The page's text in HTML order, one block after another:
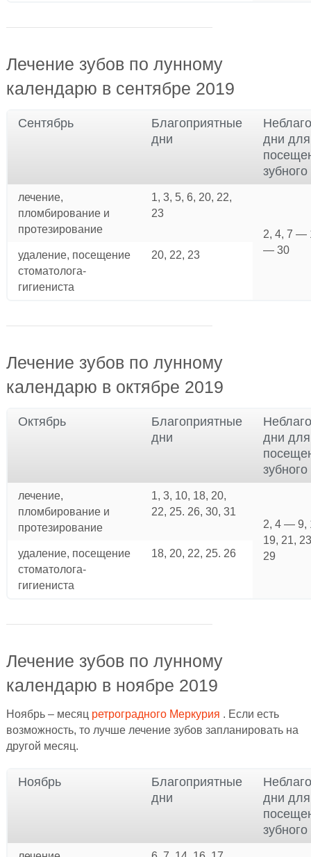
Лечение зубов по лунному
календарю в сентябре 2019
Сентябрь
Благоприятные
дни
дни для
лечение,
пломбирование и
протезирование
1, 3, 5, 6, 20, 22,
23
2, 4, 7 —
— 30
удаление, посещение
стоматолога-
гигиениста
20, 22, 23
Лечение зубов по лунному
календарю в октябре 2019
Октябрь
Благоприятные
дни
дни для
лечение,
пломбирование и
протезирование
1, 3, 10, 18, 20,
22, 25. 26, 30, 31
2, 4 — 9,
19, 21,
29
удаление, посещение
стоматолога-
гигиениста
18, 20, 22, 25. 26
Лечение зубов по лунному
календарю в ноябре 2019
Ноябрь – месяц ретроградного Меркурия . Если есть
возможность, то лучше лечение зубов запланировать на
другой месяц.
Ноябрь
Благоприятные
дни
дни для